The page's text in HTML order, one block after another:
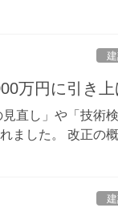
万円に引き
直し」や「技術
ました。 改正の